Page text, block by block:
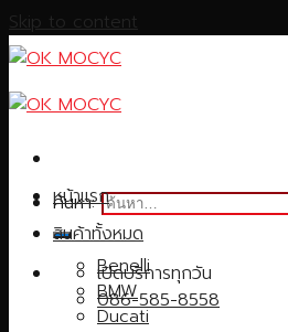
Skip to content
ค้นหา:
เปิดบริการทุกวัน
086-585-8558
หน้าแรก
สินค้าทั้งหมด
Benelli
BMW
Ducati